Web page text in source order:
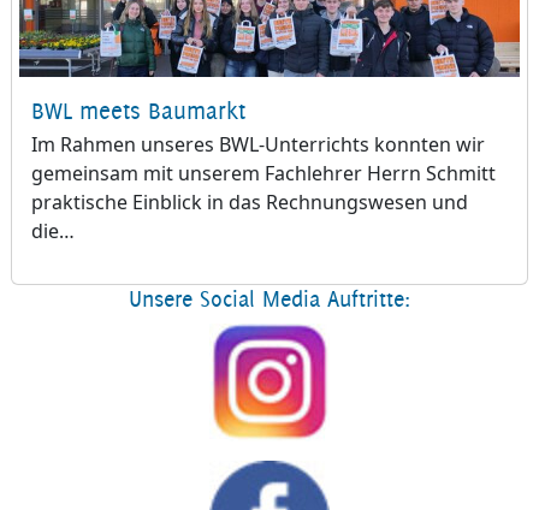
BWL meets Baumarkt
Im Rahmen unseres BWL-Unterrichts konnten wir
gemeinsam mit unserem Fachlehrer Herrn Schmitt
praktische Einblick in das Rechnungswesen und
die…
Unsere Social Media Auftritte: